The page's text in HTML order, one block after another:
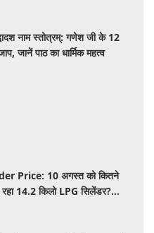
नाम स्तोत्रम्: गणेश जी के 12
जानें पाठ का धार्मिक महत्व
Price: 10 अगस्त को कितने
14.2 किलो LPG सिलेंडर?